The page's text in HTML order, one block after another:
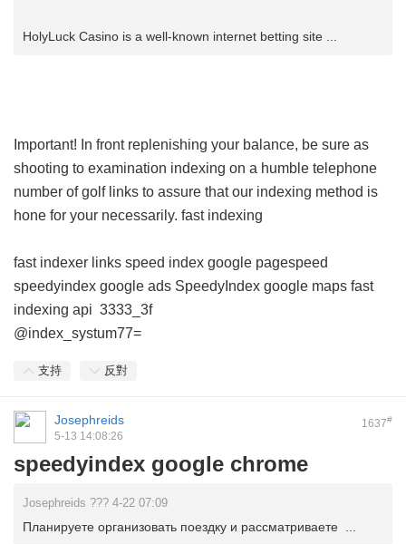
HolyLuck Casino is a well-known internet betting site ...
Important! In front replenishing your balance, be sure as
shooting to examination indexing on a humble telephone
number of golf links to assure that our indexing method is
hone for your necessarily. fast indexing
fast indexer links speed index google pagespeed
speedyindex google ads SpeedyIndex google maps fast
indexing api 3333_3f
@index_systum77=
支持 反對
1637#
Josephreids
5-13 14:08:26
speedyindex google chrome
Josephreids ??? 4-22 07:09
Планируете организовать поездку и рассматриваете ...